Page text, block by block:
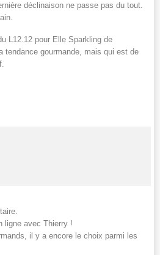
déclinaison ne passe pas du tout.
L12.12 pour Elle Sparkling de
tendance gourmande, mais qui est de
ligne avec Thierry !
il y a encore le choix parmi les